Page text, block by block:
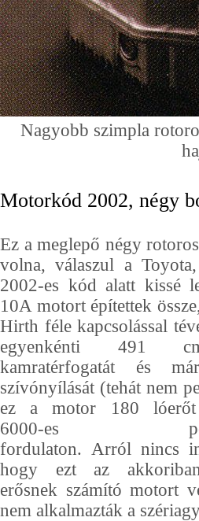
Nagyobb szimpla
Motorkód 2002, négy
Ez a meglepő négy
volna, válaszul a
2002-es kód alatt kissé
10A motort építettek
Hirth féle kapcsolással
egyenkénti 491
kamratérfogatát és
szívónyílását (tehát nem
ez a motor 180 lóerőt
6000-es
fordulaton. Arról nincs
hogy ezt az
erősnek számító motort
nem alkalmazták a